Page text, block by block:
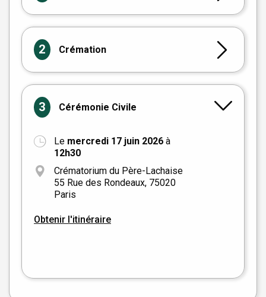
2 Crémation
3 Cérémonie Civile
Le mercredi 17 juin 2026 à
12h30
Crématorium du Père-Lachaise
55 Rue des Rondeaux, 75020
Paris
Obtenir l'itinéraire